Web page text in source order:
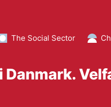
The Social Sector
Danmark.